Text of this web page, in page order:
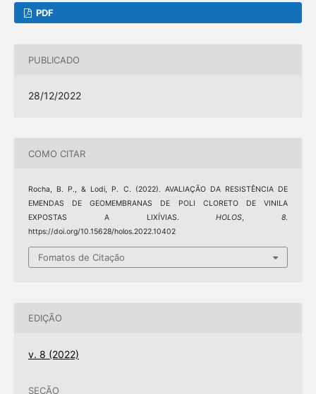
PDF
PUBLICADO
28/12/2022
COMO CITAR
Rocha, B. P., & Lodi, P. C. (2022). AVALIAÇÃO DA RESISTÊNCIA DE
EMENDAS DE GEOMEMBRANAS DE POLI CLORETO DE VINILA
EXPOSTAS A LIXÍVIAS.HOLOS,8.
https://doi.org/10.15628/holos.2022.10402
Fomatos de Citação
EDIÇÃO
v. 8 (2022)
SEÇÃO